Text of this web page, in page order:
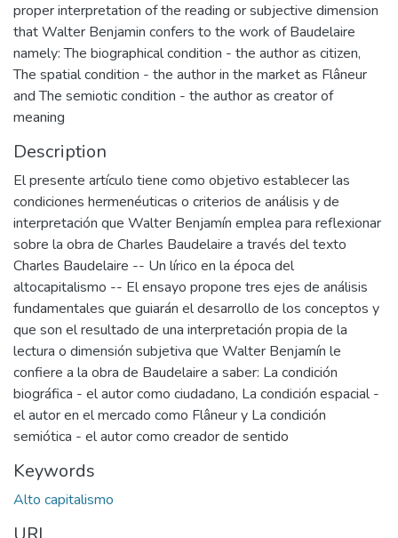
proper interpretation of the reading or subjective dimension
that Walter Benjamin confers to the work of Baudelaire
namely: The biographical condition - the author as citizen,
The spatial condition - the author in the market as Flâneur
and The semiotic condition - the author as creator of
meaning
Description
El presente artículo tiene como objetivo establecer las
condiciones hermenéuticas o criterios de análisis y de
interpretación que Walter Benjamín emplea para reflexionar
sobre la obra de Charles Baudelaire a través del texto
Charles Baudelaire -- Un lírico en la época del
altocapitalismo -- El ensayo propone tres ejes de análisis
fundamentales que guiarán el desarrollo de los conceptos y
que son el resultado de una interpretación propia de la
lectura o dimensión subjetiva que Walter Benjamín le
confiere a la obra de Baudelaire a saber: La condición
biográfica - el autor como ciudadano, La condición espacial -
el autor en el mercado como Flâneur y La condición
semiótica - el autor como creador de sentido
Keywords
Alto capitalismo